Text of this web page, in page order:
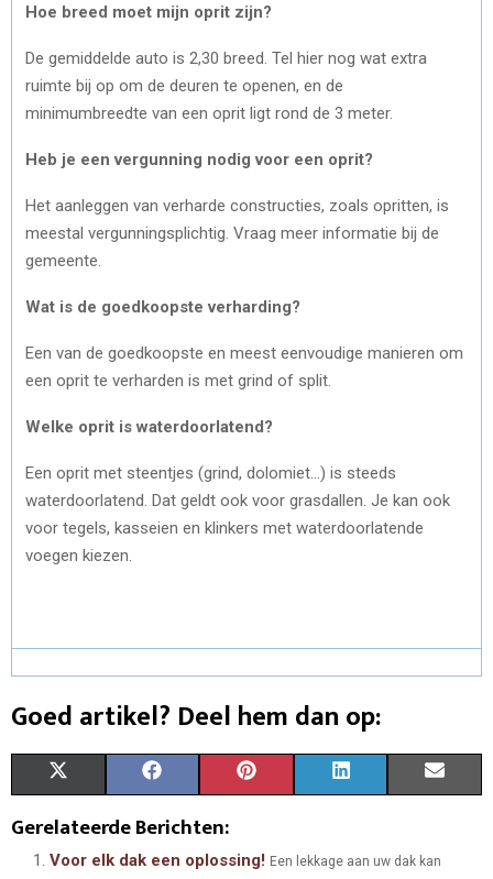
Hoe breed moet mijn oprit zijn?
De gemiddelde auto is 2,30 breed. Tel hier nog wat extra
ruimte bij op om de deuren te openen, en de
minimumbreedte van een oprit ligt rond de 3 meter.
Heb je een vergunning nodig voor een oprit?
Het aanleggen van verharde constructies, zoals opritten, is
meestal vergunningsplichtig. Vraag meer informatie bij de
gemeente.
Wat is de goedkoopste verharding?
Een van de goedkoopste en meest eenvoudige manieren om
een oprit te verharden is met grind of split.
Welke oprit is waterdoorlatend?
Een oprit met steentjes (grind, dolomiet…) is steeds
waterdoorlatend. Dat geldt ook voor grasdallen. Je kan ook
voor tegels, kasseien en klinkers met waterdoorlatende
voegen kiezen.
Goed artikel? Deel hem dan op:
T C AN
Gerelateerde Berichten:
Voor elk dak een oplossing! Een lekkage aan uw dak kan